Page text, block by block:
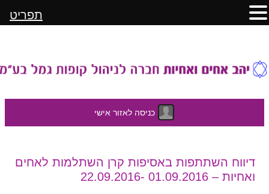
כניסה לאזור אישי
לתוכן
דיווח השתתפות באסיפות קרן השתלמות לאחים
ואחיות – 01.09.2016 -22.09.2016
תפריט